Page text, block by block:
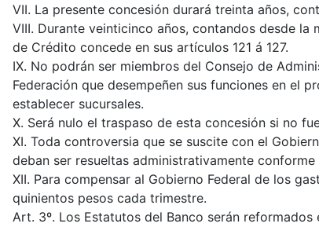
VII. La presente concesión durará treinta años,
VIII. Durante veinticinco años, contandos desde
de Crédito concede en sus artículos 121 á 127.
IX. No podrán ser miembros del Consejo de
Federación que desempeñen sus funciones en el
establecer sucursales.
X. Será nulo el traspaso de esta concesión si no
XI. Toda controversia que se suscite con el
deban ser resueltas administrativamente conforme
XII. Para compensar al Gobierno Federal de los
quinientos pesos cada trimestre.
Art. 3º. Los Estatutos del Banco serán